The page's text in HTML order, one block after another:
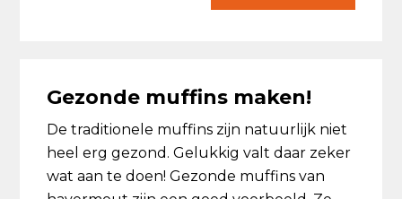
Gezonde muffins maken!
De traditionele muffins zijn natuurlijk niet
heel erg gezond. Gelukkig valt daar zeker
wat aan te doen! Gezonde muffins van